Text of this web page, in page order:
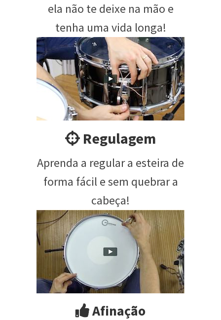
ela não te deixe na mão e
tenha uma vida longa!
Regulagem
Aprenda a regular a esteira de
forma fácil e sem quebrar a
cabeça!
Afinação